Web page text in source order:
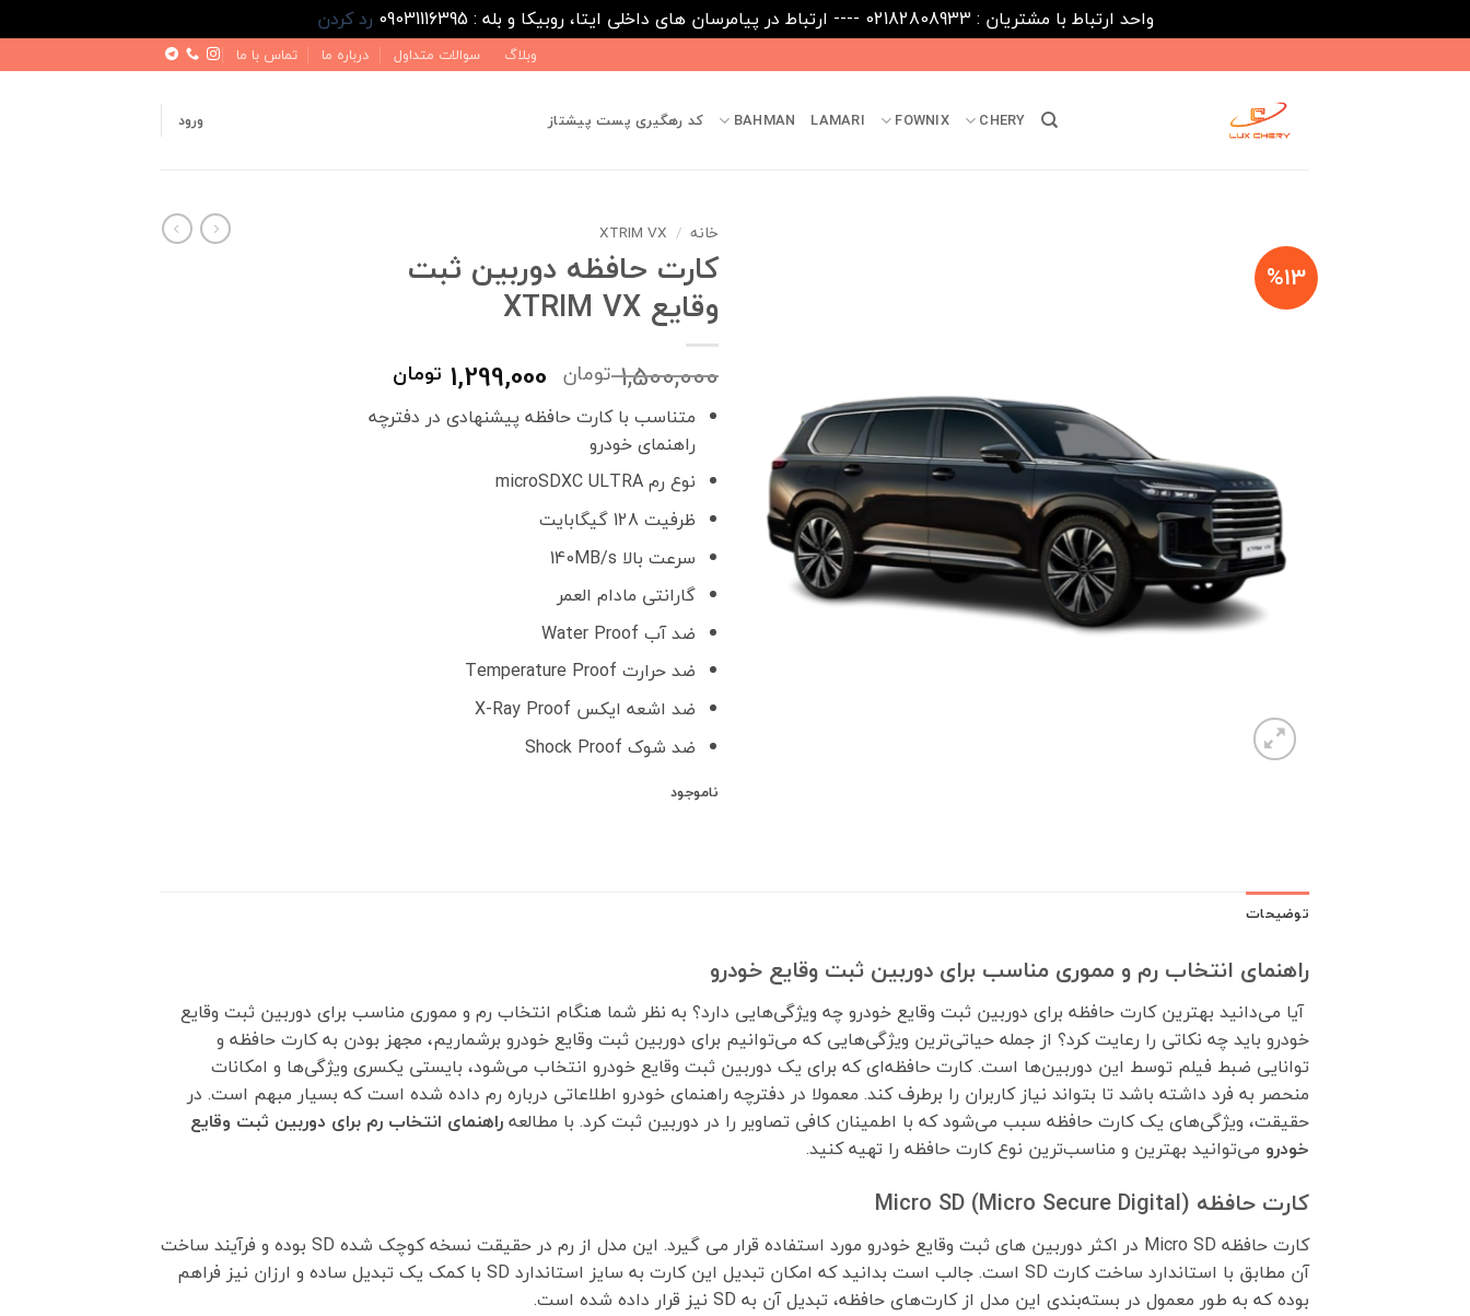
واحد ارتباط با مشتریان : 02182808933 ---- ارتباط در پیامرسان های داخلی ایتا، روبیکا و بله : 09031116395
رد کردن
to
وبلاگ سوالات متداول درباره ما تماس با ما
CHERY
FOWNIX
LAMARI
BAHMAN کد رهگیری پست پیشتاز ورود
%13
خانه /
XTRIM VX
کارت حافظه دوربین ثبت
وقایع XTRIM VX
1,500,000 تومان قیمت
اصلی
1,500,000 تومان
1,299,000 تومان
فعلیمتناسب با کارت حافظه پیشنهادی در دفترچه
راهنمای خودرو
نوع رم microSDXC ULTRA
ظرفیت 128 گیگابایت
سرعت بالا 140MB/s
گارانتی مادام العمر
ضد آب Water Proof
ضد حرارت Temperature Proof
ضد اشعه ایکس X-Ray Proof
ضد شوک Shock Proof
ناموجود
توضیحات
راهنمای انتخاب رم و مموری مناسب برای دوربین ثبت وقایع خودرو
آیا می‌دانید بهترین کارت حافظه برای دوربین ثبت وقایع خودرو چه ویژگی‌هایی دارد؟ به نظر شما هنگام انتخاب رم و مموری مناسب برای دوربین ثبت وقایع
خودرو باید چه نکاتی را رعایت کرد؟ از جمله حیاتی‌ترین ویژگی‌هایی که می‌توانیم برای دوربین ثبت وقایع خودرو برشماریم، مجهز بودن به کارت حافظه و
توانایی ضبط فیلم توسط این دوربین‌ها است. کارت حافظه‌ای که برای یک دوربین ثبت وقایع خودرو انتخاب می‌شود، بایستی یکسری ویژگی‌ها و امکانات
منحصر به‌ فرد داشته باشد تا بتواند نیاز کاربران را برطرف کند. معمولا در دفترچه راهنمای خودرو اطلاعاتی درباره رم داده شده است که بسیار مبهم است. در
حقیقت، ویژگی‌های یک کارت حافظه سبب می‌شود که با اطمینان کافی تصاویر را در دوربین ثبت کرد. با مطالعهراهنمای انتخاب رم برای دوربین ثبت وقایع
خودرو می‌توانید بهترین و مناسب‌ترین نوع کارت حافظه را تهیه کنید.
کارت حافظه Micro SD (Micro Secure Digital)
کارت حافظه Micro SD در اکثر دوربین های ثبت وقایع خودرو مورد استفاده قرار می گیرد. این مدل از رم در حقیقت نسخه کوچک‌ شده SD بوده و فرآیند ساخت
آن مطابق با استاندارد ساخت کارت SD است. جالب است بدانید که امکان تبدیل این کارت به سایز استاندارد SD با کمک یک تبدیل ساده و ارزان نیز فراهم
بوده که به طور معمول در بسته‌بندی این مدل از کارت‌های حافظه، تبدیل آن به SD نیز قرار داده شده است.